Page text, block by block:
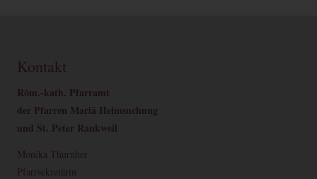
Kontakt
Röm.-kath. Pfarramt
der Pfarren Mariä Heimsuchung
und St. Peter Rankweil
Monika Thurnher
Pfarrsekretärin